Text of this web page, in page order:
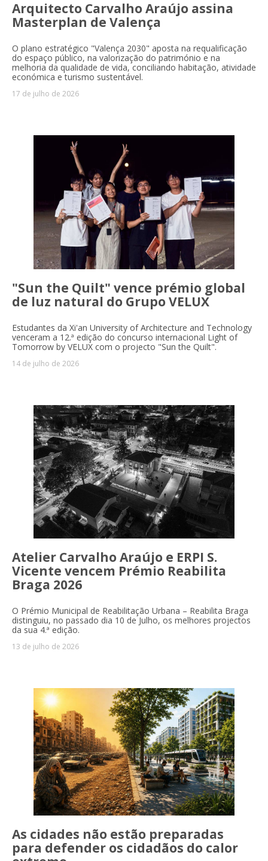
Arquitecto Carvalho Araújo assina
Masterplan de Valença
O plano estratégico "Valença 2030" aposta na requalificação
do espaço público, na valorização do património e na
melhoria da qualidade de vida, conciliando habitação, atividade
económica e turismo sustentável.
17 de julho de 2026
"Sun the Quilt" vence prémio global
de luz natural do Grupo VELUX
Estudantes da Xi'an University of Architecture and Technology
venceram a 12.ª edição do concurso internacional Light of
Tomorrow by VELUX com o projecto "Sun the Quilt".
14 de julho de 2026
Atelier Carvalho Araújo e ERPI S.
Vicente vencem Prémio Reabilita
Braga 2026
O Prémio Municipal de Reabilitação Urbana – Reabilita Braga
distinguiu, no passado dia 10 de Julho, os melhores projectos
da sua 4.ª edição.
13 de julho de 2026
As cidades não estão preparadas
para defender os cidadãos do calor